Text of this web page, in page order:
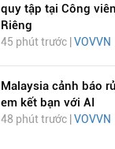
quy tập tại Công
Riêng
45 phút trước | VOVVN
Malaysia cảnh báo
em kết bạn với AI
48 phút trước | VOVVN